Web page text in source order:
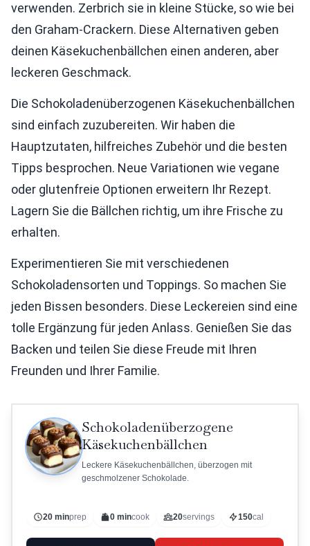
verwenden. Zerbrich sie in kleine Stücke, so wie bei
den Graham-Crackern. Diese Alternativen geben
deinen Käsekuchenbällchen einen anderen, aber
leckeren Geschmack.
Die Schokoladenüberzogenen Käsekuchenbällchen
sind einfach zuzubereiten. Wir haben die
Hauptzutaten, hilfreiches Zubehör und die besten
Tipps besprochen. Neue Variationen wie vegane
oder glutenfreie Optionen erweitern Ihr Rezept.
Lagern Sie die Bällchen richtig, um ihre Frische zu
erhalten.
Experimentieren Sie mit verschiedenen
Schokoladensorten und Toppings. So machen Sie
jeden Bissen besonders. Diese Leckereien sind eine
tolle Ergänzung für jeden Anlass. Genießen Sie das
Backen und teilen Sie diese Freude mit Ihren
Freunden und Ihrer Familie.
Schokoladenüberzogene
Käsekuchenbällchen
Leckere Käsekuchenbällchen, überzogen mit
geschmolzener Schokolade.
20 minprep 0 mincook 20servings 150cal